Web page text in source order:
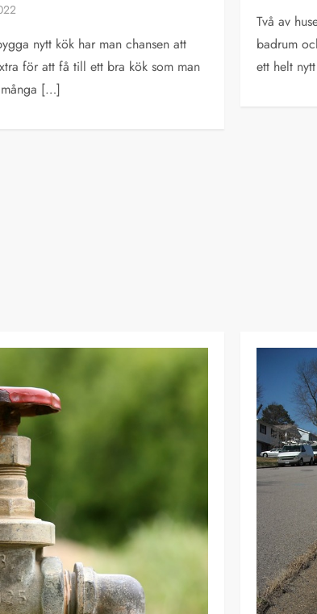
nytt kök har man chansen att
för att få till ett bra kök som man
[…]
Två av
badrum
ett helt